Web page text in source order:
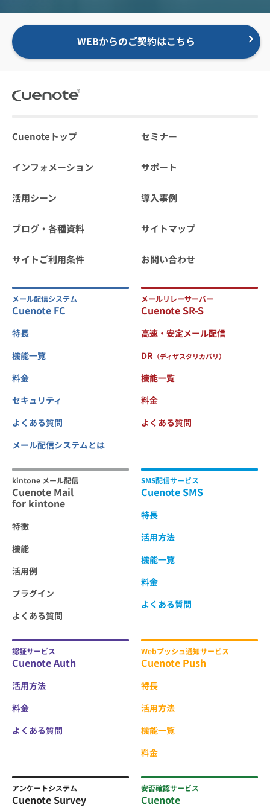
WEBからのご契約はこちら
Cuenoteトップ セミナー
インフォメーション サポート
活用シーン 導入事例
ブログ・各種資料 サイトマップ
サイトご利用条件 お問い合わせ
メール配信システム
Cuenote FC
特長
機能一覧
料金
セキュリティ
よくある質問
メール配信システムとは
メールリレーサーバー
Cuenote SR-S
高速・安定メール配信
DR （ディザスタリカバリ）
機能一覧
料金
よくある質問
kintone メール配信
Cuenote Mail
for kintone
特徴
機能
活用例
プラグイン
よくある質問
SMS配信サービス
Cuenote SMS
特長
活用方法
機能一覧
料金
よくある質問
認証サービス
Cuenote Auth
活用方法
料金
よくある質問
Webプッシュ通知サービス
Cuenote Push
特長
活用方法
機能一覧
料金
アンケートシステム
Cuenote Survey
安否確認サービス
Cuenote